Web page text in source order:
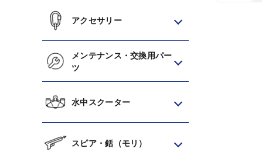
アクセサリー
メンテナンス・交換用パー
ツ
水中スクーター
スピア・銛（モリ）